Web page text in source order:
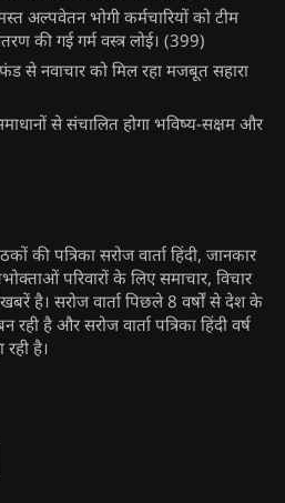
अल्पवेतन भोगी कर्मचारियों को टीम
की गई गर्म वस्त्र लोई। (399)
से नवाचार को मिल रहा मजबूत सहारा
से संचालित होगा भविष्य-सक्षम और
की पत्रिका सरोज वार्ता हिंदी, जानकार
परिवारों के लिए समाचार, विचार
है। सरोज वार्ता पिछले 8 वर्षों से देश के
रही है और सरोज वार्ता पत्रिका हिंदी वर्ष
है।